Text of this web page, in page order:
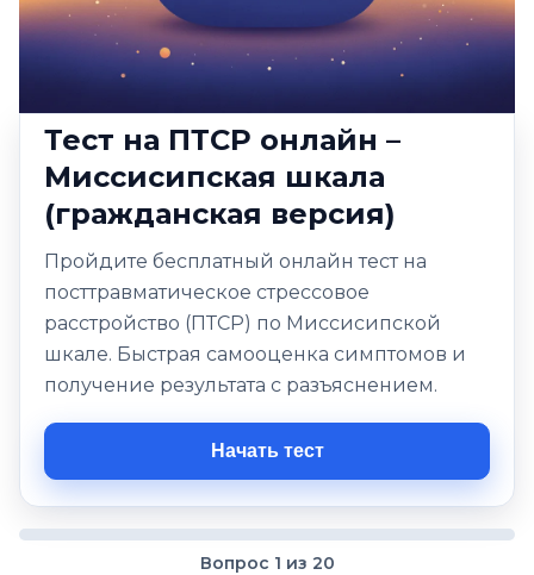
Тест на ПТСР онлайн –
Миссисипская шкала
(гражданская версия)
Пройдите бесплатный онлайн тест на
посттравматическое стрессовое
расстройство (ПТСР) по Миссисипской
шкале. Быстрая самооценка симптомов и
получение результата с разъяснением.
Начать тест
Вопрос 1 из 20